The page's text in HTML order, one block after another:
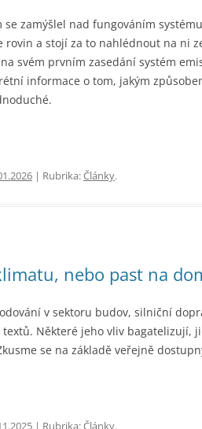
zamýšlel nad fungováním
rovin a stojí za to nahlédnout na ni
svém prvním zasedání systém
informace o tom, jakým
| Rubrika:Články.
nebo past na
v sektoru budov, silniční
Některé jeho vliv bagatelizují,
se na základě veřejně
| Rubrika:Články.